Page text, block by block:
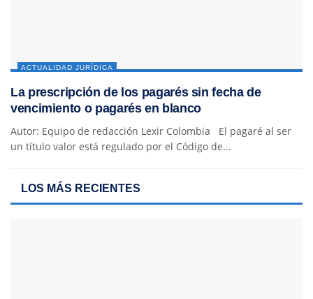
ACTUALIDAD JURÍDICA
La prescripción de los pagarés sin fecha de
vencimiento o pagarés en blanco
Autor: Equipo de redacción Lexir Colombia El pagaré al ser
un título valor está regulado por el Código de...
LOS MÁS RECIENTES